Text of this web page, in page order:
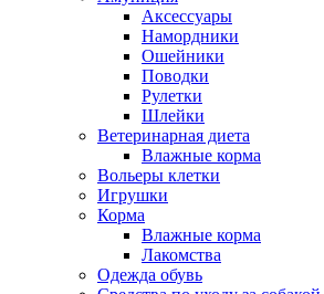
Аксессуары
Намордники
Ошейники
Поводки
Рулетки
Шлейки
Ветеринарная диета
Влажные корма
Вольеры клетки
Игрушки
Корма
Влажные корма
Лакомства
Одежда обувь